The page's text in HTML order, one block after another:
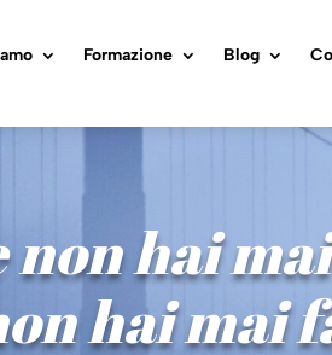
Formazione Blog
non hai
hai mai